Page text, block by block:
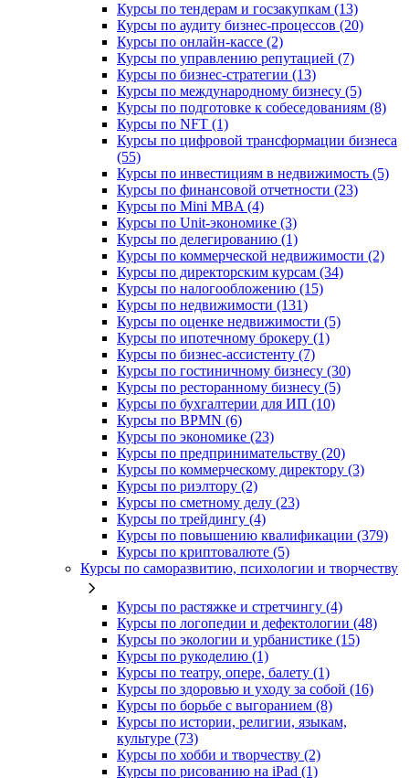
Курсы по тендерам и госзакупкам (13)
Курсы по аудиту бизнес-процессов (20)
Курсы по онлайн-кассе (2)
Курсы по управлению репутацией (7)
Курсы по бизнес-стратегии (13)
Курсы по международному бизнесу (5)
Курсы по подготовке к собеседованиям (8)
Курсы по NFT (1)
Курсы по цифровой трансформации бизнеса
(55)
Курсы по инвестициям в недвижимость (5)
Курсы по финансовой отчетности (23)
Курсы по Mini MBA (4)
Курсы по Unit-экономике (3)
Курсы по делегированию (1)
Курсы по коммерческой недвижимости (2)
Курсы по директорским курсам (34)
Курсы по налогообложению (15)
Курсы по недвижимости (131)
Курсы по оценке недвижимости (5)
Курсы по ипотечному брокеру (1)
Курсы по бизнес-ассистенту (7)
Курсы по гостиничному бизнесу (30)
Курсы по ресторанному бизнесу (5)
Курсы по бухгалтерии для ИП (10)
Курсы по BPMN (6)
Курсы по экономике (23)
Курсы по предпринимательству (20)
Курсы по коммерческому директору (3)
Курсы по риэлтору (2)
Курсы по сметному делу (23)
Курсы по трейдингу (4)
Курсы по повышению квалификации (379)
Курсы по криптовалюте (5)
Курсы по саморазвитию, психологии и творчеству
Курсы по растяжке и стретчингу (4)
Курсы по логопедии и дефектологии (48)
Курсы по экологии и урбанистике (15)
Курсы по рукоделию (1)
Курсы по театру, опере, балету (1)
Курсы по здоровью и уходу за собой (16)
Курсы по борьбе с выгоранием (8)
Курсы по истории, религии, языкам,
культуре (73)
Курсы по хобби и творчеству (2)
Курсы по рисованию на iPad (1)